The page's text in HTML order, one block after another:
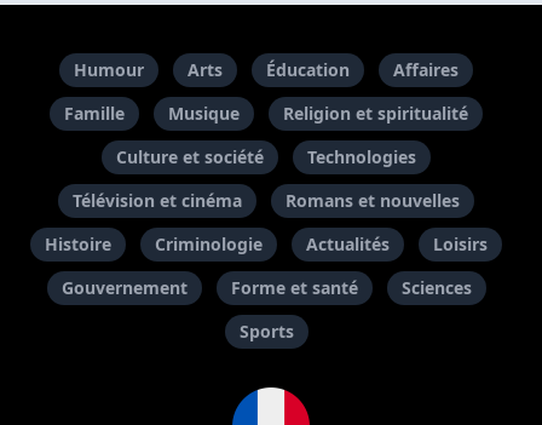
Humour Arts Éducation
Affaires
Famille
Musique
Religion et spiritualité
Culture et société
Technologies
Télévision et cinéma
Romans et nouvelles
Histoire
Criminologie Actualités
Loisirs
Gouvernement
Forme et santé
Sciences
Sports